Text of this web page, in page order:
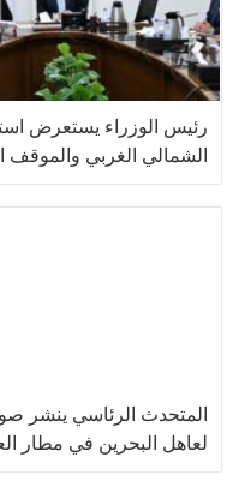
رئيس الوزراء يستعرض
الشمالي الغربي والموقف
المتحدث الرئاسي ينشر
لعاهل البحرين في مطار